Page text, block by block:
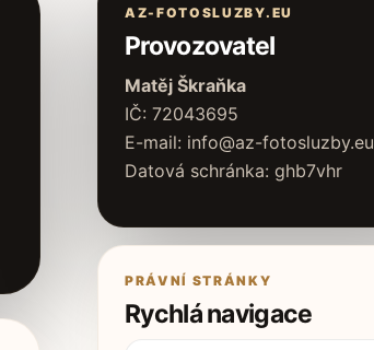
AZ-FOTOSLUZBY.EU
Provozovatel
Matěj Škraňka
IČ: 72043695
E-mail: info@az-fotosluzby.eu
Datová schránka: ghb7vhr
PRÁVNÍ STRÁNKY
Rychlá navigace